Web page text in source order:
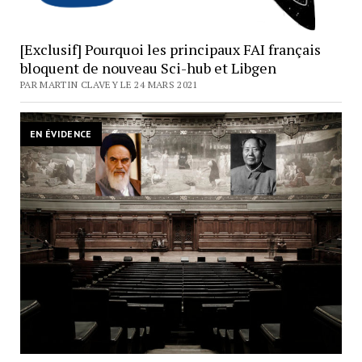
[Exclusif] Pourquoi les principaux FAI français
bloquent de nouveau Sci-hub et Libgen
PAR MARTIN CLAVEY LE 24 MARS 2021
EN ÉVIDENCE